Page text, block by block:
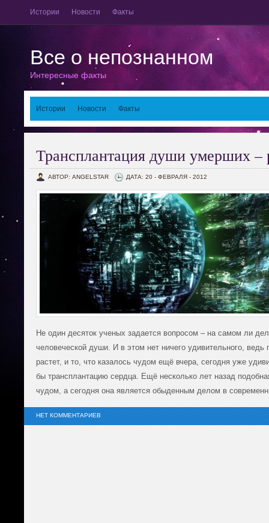
Истории Новости Факты
Все о непознанном
Интересные факты
Истории Новости Факты
Трансплантация души умерших –
АВТОР: ANGELSTAR ДАТА: 20 - ФЕВРАЛЯ - 2012
Не один десяток ученых задается вопросом – на самом ли
человеческой души. И в этом нет ничего удивительного, ведь
растет, и то, что казалось чудом ещё вчера, сегодня уже
бы трансплантацию сердца. Ещё несколько лет назад
чудом, а сегодня она является обыденным делом в
НЕТ КОММЕНТАРИЕВ